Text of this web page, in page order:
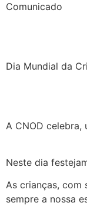
Comunicado
Dia Mundial da
A CNOD celebra,
Neste dia
As crianças, com
sempre a nossa